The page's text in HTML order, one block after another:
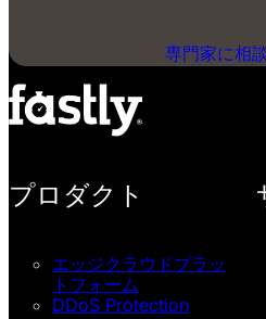
専門家に相
プロダクト
エッジクラウドプラッ
トフォーム
DDoS Protection